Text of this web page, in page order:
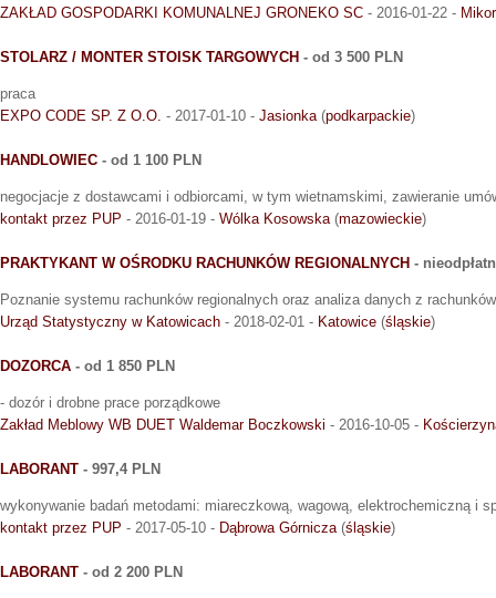
ZAKŁAD GOSPODARKI KOMUNALNEJ GRONEKO SC - 2016-01-22 -
STOLARZ / MONTER STOISK TARGOWYCH - od 3 500 PLN
praca
EXPO CODE SP. Z O.O. - 2017-01-10 - Jasionka (podkarpackie)
HANDLOWIEC - od 1 100 PLN
negocjacje z dostawcami i odbiorcami, w tym wietnamskimi, zawieranie
kontakt przez PUP - 2016-01-19 - Wólka Kosowska (mazowieckie)
PRAKTYKANT W OŚRODKU RACHUNKÓW REGIONALNYCH -
Poznanie systemu rachunków regionalnych oraz analiza danych z
Urząd Statystyczny w Katowicach - 2018-02-01 - Katowice (śląskie)
DOZORCA - od 1 850 PLN
- dozór i drobne prace porządkowe
Zakład Meblowy WB DUET Waldemar Boczkowski - 2016-10-05 -
LABORANT - 997,4 PLN
wykonywanie badań metodami: miareczkową, wagową, elektrochemiczną i
kontakt przez PUP - 2017-05-10 - Dąbrowa Górnicza (śląskie)
LABORANT - od 2 200 PLN